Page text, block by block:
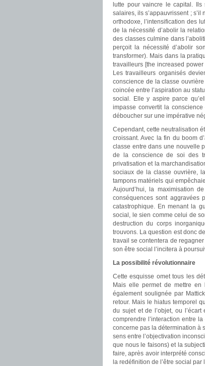
lutte pour vaincre le capital.
salaires, ils s’appauvrissent ;
orthodoxe, l’intensification des
de la nécessité d’abolir la
des classes culmine dans
perçoit la nécessité d’abolir
transformer). Mais dans la
travailleurs [the increased
Les travailleurs organisés
conscience de la classe
coincée entre l’aspiration au
social. Elle y aspire parce
impasse convertit la
déboucher sur une impérative
Cependant, cette neutralisation
croissant. Avec la fin du boom
classe entre dans une nouvelle
de la conscience de soi des
privatisation et la
sociaux de la classe ouvrière,
tampons matériels qui
Aujourd’hui, la maximisation
conséquences sont aggravées
catastrophique. En menant la
social, le sien comme celui de
destruction du corps
trouvons. La question est donc
travail se contentera de
son être social l’incitera à
La possibilité révolutionnaire
Cette esquisse omet tous les
Mais elle permet de mettre en
également soulignée par
retour. Mais le hiatus temporel
du sujet et de l’objet, ou
comprendre l’interaction entre
concerne pas la détermination à
sens entre l’objectivation
que nous le faisons) et la
faire, après avoir interprété
la redéfinition de l’être social